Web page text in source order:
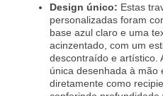
Design único: Estas
personalizadas foram
base azul claro e uma
acinzentado, com um
descontraído e artístico.
única desenhada à mão
diretamente como